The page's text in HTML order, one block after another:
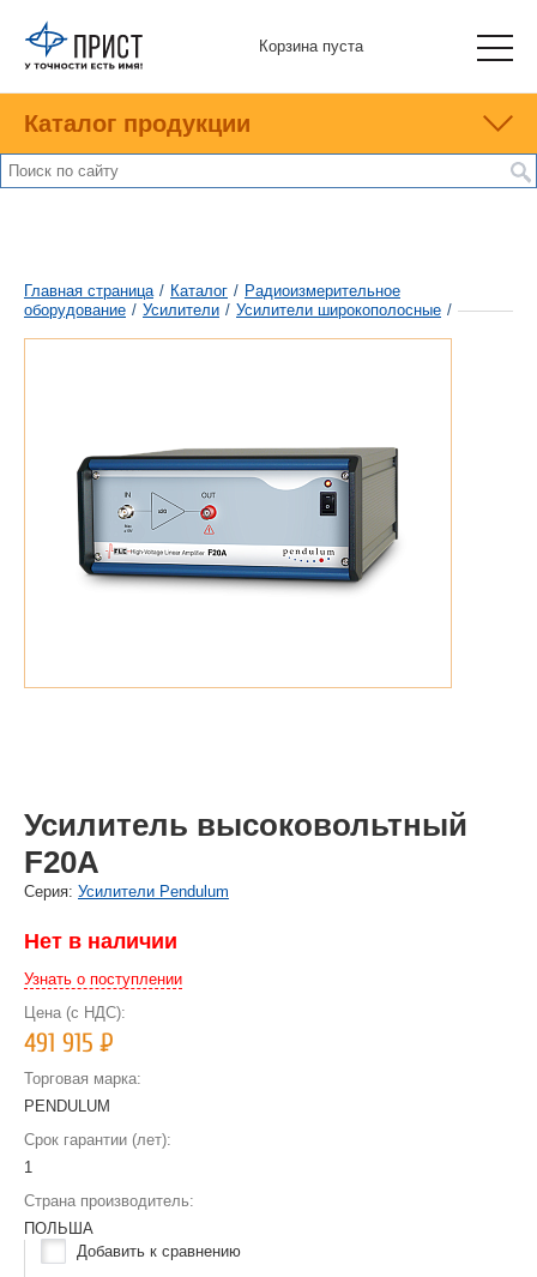
Корзина пуста
Каталог продукции
Главная страница / Каталог / Радиоизмерительное
оборудование / Усилители / Усилители широкополосные /
Усилитель высоковольтный
F20A
Cерия: Усилители Pendulum
Нет в наличии
Узнать о поступлении
Цена (с НДС):
491 915Р
Торговая марка:
PENDULUM
Срок гарантии (лет):
1
Страна производитель:
ПОЛЬША
Добавить к сравнению